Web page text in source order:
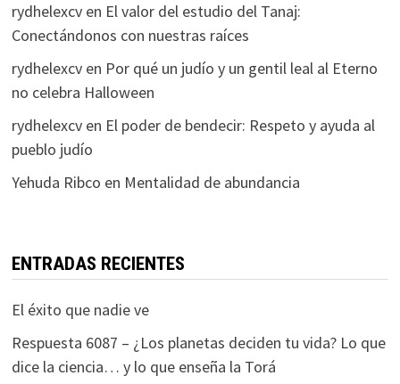
rydhelexcven El valor del estudio del Tanaj:
Conectándonos con nuestras raíces
rydhelexcven Por qué un judío y un gentil leal al Eterno
no celebra Halloween
rydhelexcven El poder de bendecir: Respeto y ayuda al
pueblo judío
Yehuda Ribco en Mentalidad de abundancia
ENTRADAS RECIENTES
El éxito que nadie ve
Respuesta 6087 – ¿Los planetas deciden tu vida? Lo que
dice la ciencia… y lo que enseña la Torá